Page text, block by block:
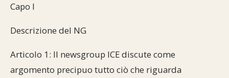
Capo I
Descrizione del NG
Articolo 1: Il newsgroup ICE discute come
argomento precipuo tutto ciò che riguarda